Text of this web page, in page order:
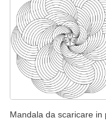
Mandala da scaricare in